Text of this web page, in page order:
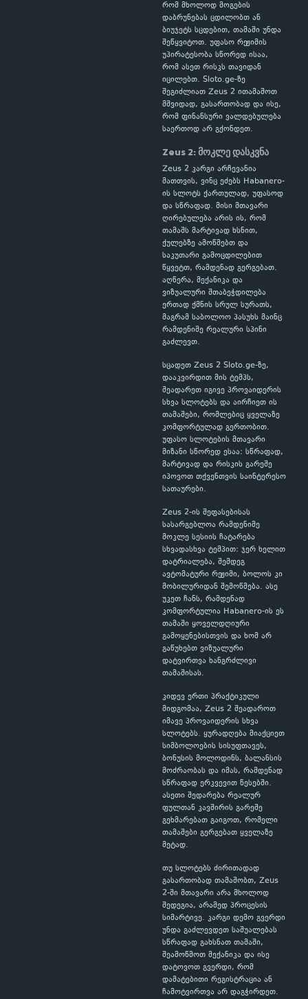
რომ მხოლოდ მოგების
დაბრუნებას ცდილობთ ან
ბიუჯეტს სცდებით, თამაში უნდა
შეწყვიტოთ. უფასო რეჟიმის
უპირატესობა სწორედ ისაა,
რომ ასეთ რისკს თავიდან
იცილებთ. Sloto.ge-ზე
შეგიძლიათ Zeus 2 ითამაშოთ
მშვიდად, გასართობად და ისე,
რომ ფინანსური ვალდებულება
საერთოდ არ გქონდეთ.
Zeus 2: მოკლე დასკვნა
Zeus 2 კარგი არჩევანია
მათთვის, ვინც ეძებს Habanero-
ის სლოტს ქართულად, უფასოდ
და სწრაფად. მისი მთავარი
ღირებულება არის ის, რომ
თამაშს მარტივად ხსნით,
ქულებზე ამოწმებთ და
საკუთარი გამოცდილებით
წყვეტთ, რამდენად გერგებათ.
აღწერა, მექანიკა და
ვიზუალური შთაბეჭდილება
ერთად ქმნის სრულ სურათს,
მაგრამ საბოლოო პასუხს მაინც
რამდენიმე რეალური სპინი
გაძლევთ.
სცადეთ Zeus 2 Sloto.ge-ზე,
დააკვირდით მის ტემპს,
შეადარეთ იგივე პროვაიდერის
სხვა სლოტებს და აირჩიეთ ის
თამაშები, რომლებიც ყველაზე
კომფორტულად გერთობით.
უფასო სლოტების მთავარი
მიზანი სწორედ ესაა: სწრაფად,
მარტივად და რისკის გარეშე
იპოვოთ თქვენთვის საინტერესო
სათაურები.
Zeus 2-ის შეფასებისას
სასარგებლოა რამდენიმე
მოკლე სესიის ჩატარება
სხვადასხვა ტემპით: ჯერ ხელით
დატრიალება, შემდეგ
ავტომატური რეჟიმი, ბოლოს კი
მობილურიდან შემოწმება. ასე
უკეთ ჩანს, რამდენად
კომფორტულია Habanero-ის ეს
თამაში ყოველდღიური
გამოყენებისთვის და ხომ არ
გაწუხებთ ვიზუალური
დატვირთვა ხანგრძლივი
თამაშისას.
კიდევ ერთი პრაქტიკული
მიდგომაა, Zeus 2 შეადაროთ
იმავე პროვაიდერის სხვა
სლოტებს. ყურადღება მიაქციეთ
სიმბოლოების სისუფთავეს,
ბონუსის მოლოდინს, ბალანსის
მოძრაობას და იმას, რამდენად
სწრაფად ერკვევით წესებში.
ასეთი შედარება რეალურ
ფულთან კავშირის გარეშე
გეხმარებათ გაიგოთ, რომელი
თამაშები გერგებათ ყველაზე
მეტად.
თუ სლოტებს ძირითადად
გასართობად თამაშობთ, Zeus
2-ში მთავარი არა მხოლოდ
შედეგია, არამედ პროცესის
სიმარტივე. კარგი დემო გვერდი
უნდა გაძლევდეთ საშუალებას
სწრაფად გახსნათ თამაში,
შეამოწმოთ მექანიკა და ისე
დატოვოთ გვერდი, რომ
დამატებითი რეგისტრაცია ან
ჩამოტვირთვა არ დაგჭირდეთ.